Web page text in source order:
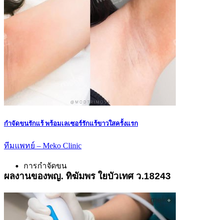
กำจัดขนรักแร้ พร้อมเลเซอร์รักแร้ขาวใสครั้งแรก
ทีมแพทย์ – Meko Clinic
การกำจัดขน
ผลงานของพญ. ทิฆัมพร ใยบัวเทศ ว.18243